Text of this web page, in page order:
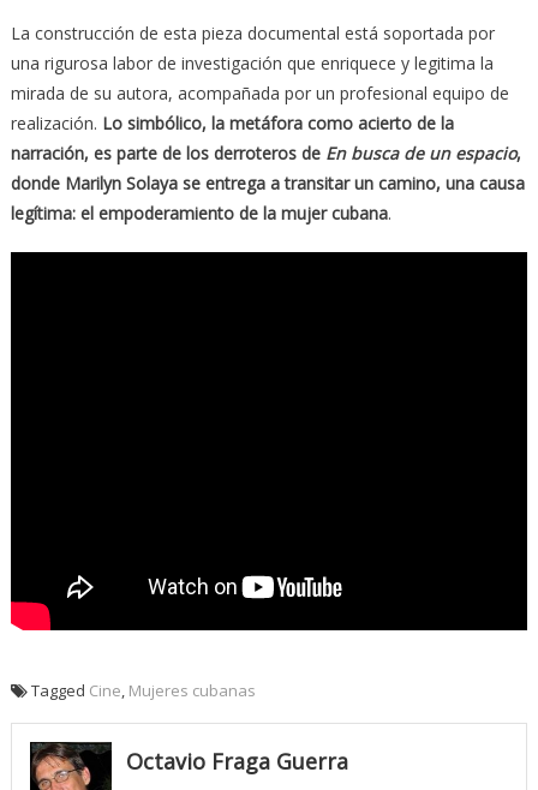
La construcción de esta pieza documental está soportada por
una rigurosa labor de investigación que enriquece y legitima la
mirada de su autora, acompañada por un profesional equipo de
realización. Lo simbólico, la metáfora como acierto de la
narración, es parte de los derroteros de En busca de un espacio,
donde Marilyn Solaya se entrega a transitar un camino, una causa
legítima: el empoderamiento de la mujer cubana.
Tagged Cine, Mujeres cubanas
Octavio Fraga Guerra